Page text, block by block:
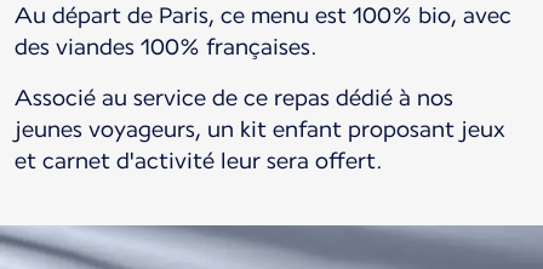
Au départ de Paris, ce menu est 100% bio, avec
des viandes 100% françaises.
Associé au service de ce repas dédié à nos
jeunes voyageurs, un kit enfant proposant jeux
et carnet d'activité leur sera offert.